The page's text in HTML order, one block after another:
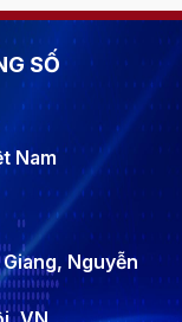
SỐ
Nam
Nguyễn